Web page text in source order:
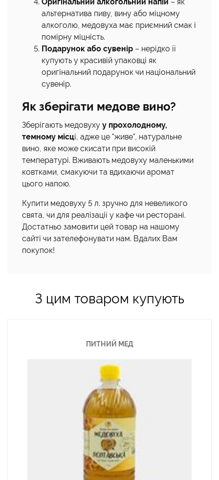
альтернатива пиву, вину або міцному
алкоголю, медовуха має приємний смак і
помірну міцність.
Подарунок або сувенір – нерідко її
купують у красивій упаковці як
оригінальний подарунок чи національний
сувенір.
Як зберігати медове вино?
Зберігають медовуху у прохолодному,
темному місці, адже це "живе", натуральне
вино, яке може скисати при високій
температурі. Вживають медовуху маленькими
ковтками, смакуючи та вдихаючи аромат
цього напою.
Купити медовуху 5 л. зручно для невеликого
свята, чи для реалізації у кафе чи ресторані.
Достатньо замовити цей товар на нашому
сайті чи зателефонувати нам. Вдалих Вам
покупок!
З цим товаром купують
ПИТНИЙ МЕД